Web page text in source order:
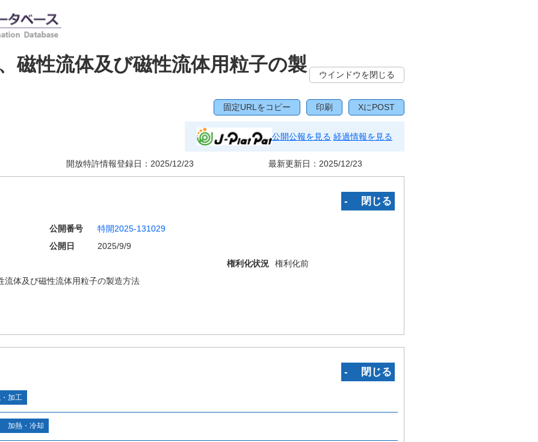
磁性流体及び磁性流体用粒子の製
ウインドウを閉じる
固定URLをコピー 印刷 XにPOST
公開公報を見る 経過情報を見る
開放特許情報登録日： 2025/12/23 最新更新日： 2025/12/23
‐ 閉じる
公開番号
特開2025-131029
公開日
2025/9/9
権利化状況
権利化前
流体及び磁性流体用粒子の製造方法
‐ 閉じる
加工
加熱・冷却